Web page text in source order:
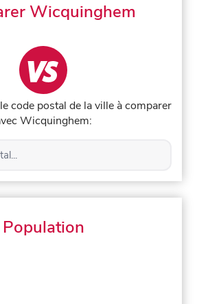
Wicquinghem
code postal de la ville à comparer
Wicquinghem:
Population